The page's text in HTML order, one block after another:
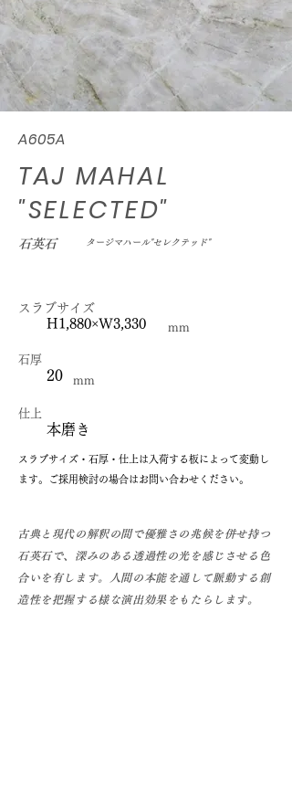
A605A
TAJ MAHAL
"SELECTED"
石英石 タージマハール"セレクテッド"
スラブサイズ
H1,880×W3,330 mm
石厚
20 mm
仕上
本磨き
​スラブサイズ・石厚・仕上は入荷する板によって変動し
ます。ご採用検討の場合はお問い合わせください。
古典と現代の解釈の間で優雅さの兆候を併せ持つ
石英石で、深みのある透過性の光を感じさせる色
合いを有します。人間の本能を通して脈動する創
造性を把握する様な演出効果をもたらします。